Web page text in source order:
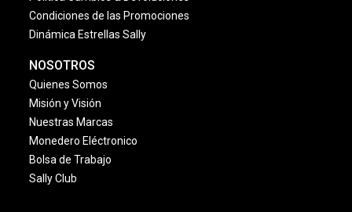
Condiciones de las Promociones
Dinámica Estrellas Sally
NOSOTROS
Quienes Somos
Misión y Visión
Nuestras Marcas
Monedero Eléctronico
Bolsa de Trabajo
Sally Club